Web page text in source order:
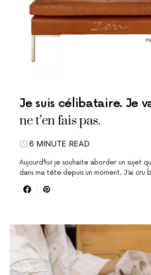
Je suis célibataire. Je
ne t’en fais pas.
6 MINUTE READ
Aujourd’hui je souhaite aborder un sujet
dans ma tête depuis un moment. J’ai cru